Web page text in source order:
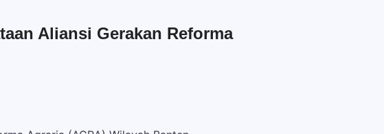
Aliansi Gerakan Reforma